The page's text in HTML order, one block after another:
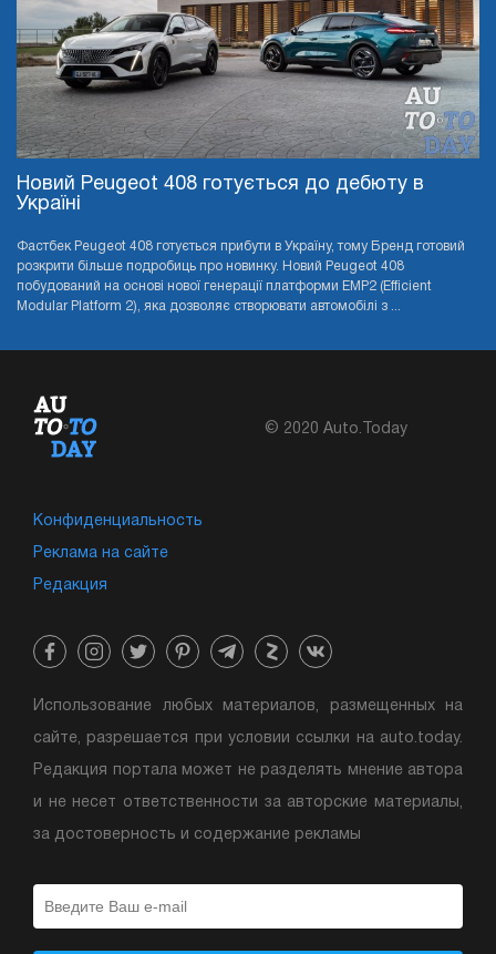
Новий Peugeot 408 готується до дебюту в
Україні
Фастбек Peugeot 408 готується прибути в Україну, тому Бренд готовий
розкрити більше подробиць про новинку. Новий Peugeot 408
побудований на основі нової генерації платформи EMP2 (Efficient
Modular Platform 2), яка дозволяє створювати автомобілі з ...
© 2020 Auto.Today
Конфиденциальность
Реклама на сайте
Редакция
Использование любых материалов, размещенных на
сайте, разрешается при условии ссылки на auto.today.
Редакция портала может не разделять мнение автора
и не несет ответственности за авторские материалы,
за достоверность и содержание рекламы